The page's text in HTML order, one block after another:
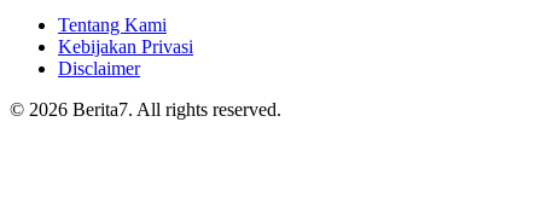
Tentang Kami
Kebijakan Privasi
Disclaimer
© 2026 Berita7. All rights reserved.